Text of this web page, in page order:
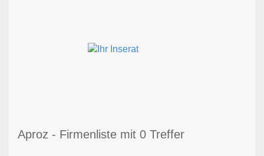
Aproz - Firmenliste mit 0 Treffer